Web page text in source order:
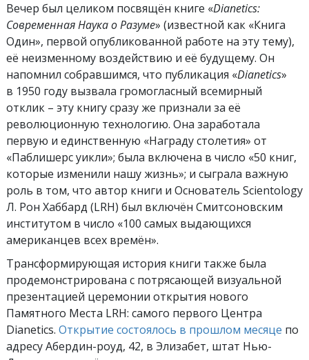
Вечер был целиком посвящён книге «Dianetics:
Современная Наука о Разуме» (известной как «Книга
Один», первой опубликованной работе на эту тему),
её неизменному воздействию и её будущему. Он
напомнил собравшимся, что публикация «Dianetics»
в 1950 году вызвала громогласный всемирный
отклик – эту книгу сразу же признали за её
революционную технологию. Она заработала
первую и единственную «Награду столетия» от
«Паблишерс уикли»; была включена в число «50 книг,
которые изменили нашу жизнь»; и сыграла важную
роль в том, что автор книги и Основатель Scientology
Л. Рон Хаббард (LRH) был включён Смитсоновским
институтом в число «100 самых выдающихся
американцев всех времён».
Трансформирующая история книги также была
продемонстрирована с потрясающей визуальной
презентацией церемонии открытия нового
Памятного Места LRH: самого первого Центра
Dianetics. Открытие состоялось в прошлом месяце по
адресу Абердин-роуд, 42, в Элизабет, штат Нью-